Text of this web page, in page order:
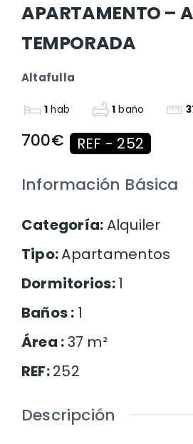
APARTAMENTO –
TEMPORADA
Altafulla
1 hab 1 baño
700€ REF - 252
Información Básica
Categoría:Alquiler
Tipo:Apartamentos
Dormitorios:1
Baños: 1
Área :37 m²
REF:252
Descripción